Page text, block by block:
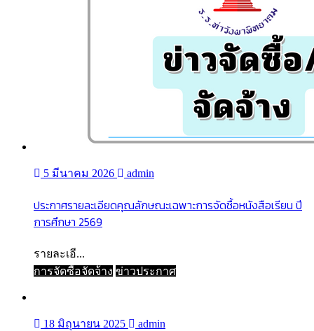
5 มีนาคม 2026 admin
ประกาศรายละเอียดคุณลักษณะเฉพาะการจัดซื้อหนังสือเรียน ปี
การศึกษา 2569
รายละเอี...
การจัดซื้อจัดจ้าง ข่าวประกาศ
18 มิถุนายน 2025 admin